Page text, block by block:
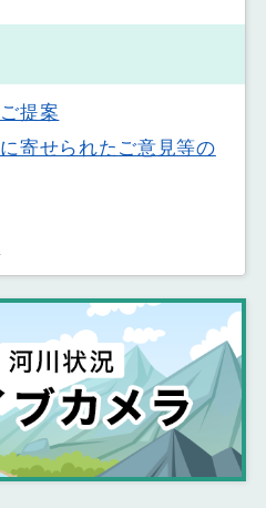
提案
寄せられたご意見等の